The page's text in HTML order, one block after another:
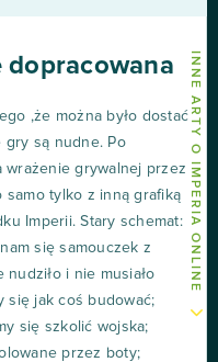
INNE ARTY O IMPERIA ONLINE
dopracowana
,że można było dostać
gry są nudne. Po
wrażenie grywalnej przez
samo tylko z inną grafiką
Imperii. Stary schemat:
się samouczek z
i nie musiało
się jak coś budować;
się szkolić wojska;
przez boty;